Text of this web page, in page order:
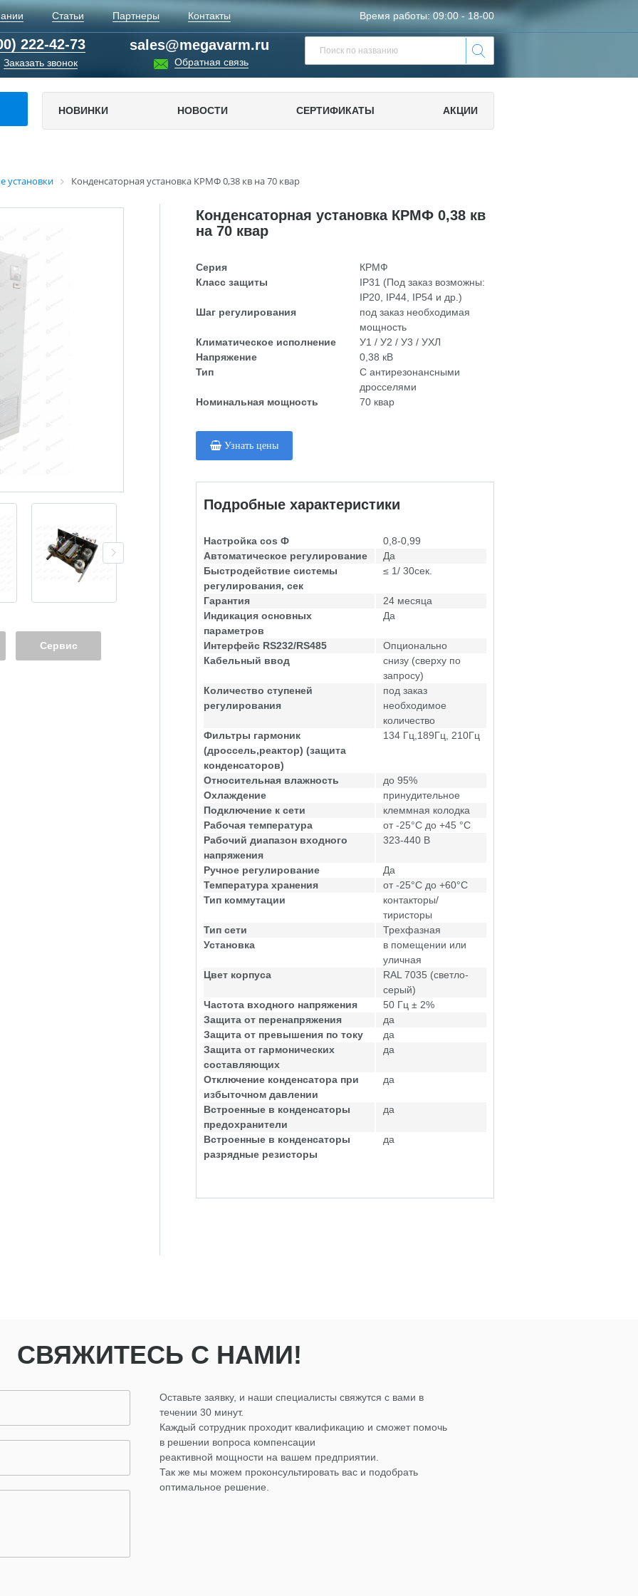
Статьи Партнеры Контакты Время работы: 09:00 - 18-00
222-42-73
Заказать звонок
sales@megavarm.ru
Обратная связь
НОВИНКИ НОВОСТИ СЕРТИФИКАТЫ АКЦИИ
установки Конденсаторная установка КРМФ 0,38 кв на 70 квар
Сервис
Конденсаторная установка КРМФ 0,38 кв
на 70 квар
Серия
КРМФ
Класс защиты
IP31 (Под заказ возможны:
IP20, IP44, IP54 и др.)
Шаг регулирования
под заказ необходимая
мощность
Климатическое исполнение
У1 / У2 / У3 / УХЛ
Напряжение
0,38 кВ
Тип
С антирезонансными
дросселями
Номинальная мощность
70 квар
Узнать цены
Подробные характеристики
Настройка cos Ф
0,8-0,99
Автоматическое регулирование
Да
Быстродействие системы
регулирования, сек
≤ 1/ 30сек.
Гарантия
24 месяца
Индикация основных
параметров
Да
Интерфейс RS232/RS485
Опционально
Кабельный ввод
снизу (сверху по
запросу)
Количество ступеней
регулирования
под заказ
необходимое
количество
Фильтры гармоник
(дроссель,реактор) (защита
конденсаторов)
134 Гц,189Гц, 210Гц
Относительная влажность
до 95%
Охлаждение
принудительное
Подключение к сети
клеммная колодка
Рабочая температура
от -25°C до +45 °C
Рабочий диапазон входного
напряжения
323-440 В
Ручное регулирование
Да
Температура хранения
от -25°C до +60°C
Тип коммутации
контакторы/
тиристоры
Тип сети
Трехфазная
Установка
в помещении или
уличная
Цвет корпуса
RAL 7035 (светло-
серый)
Частота входного напряжения
50 Гц ± 2%
Защита от перенапряжения
да
Защита от превышения по току
да
Защита от гармонических
составляющих
да
Отключение конденсатора при
избыточном давлении
да
Встроенные в конденсаторы
предохранители
да
Встроенные в конденсаторы
разрядные резисторы
да
СВЯЖИТЕСЬ С НАМИ!
Оставьте заявку, и наши специалисты свяжутся с вами в
течении 30 минут.
Каждый сотрудник проходит квалификацию и сможет помочь
в решении вопроса компенсации
реактивной мощности на вашем предприятии.
Так же мы можем проконсультировать вас и подобрать
оптимальное решение.